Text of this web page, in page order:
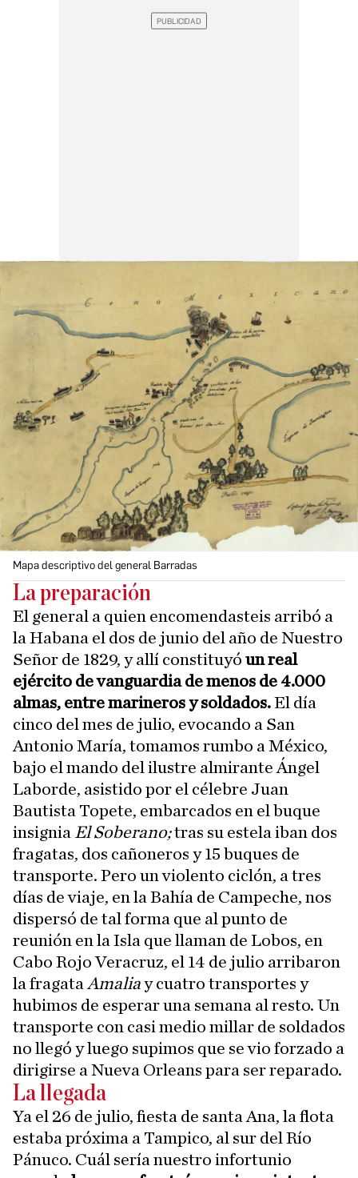
Mapa descriptivo del general Barradas
La preparación
El general a quien encomendasteis arribó a
la Habana el dos de junio del año de Nuestro
Señor de 1829, y allí constituyó un real
ejército de vanguardia de menos de 4.000
almas, entre marineros y soldados.El día
cinco del mes de julio, evocando a San
Antonio María, tomamos rumbo a México,
bajo el mando del ilustre almirante Ángel
Laborde, asistido por el célebre Juan
Bautista Topete, embarcados en el buque
insignia El Soberano;tras su estela iban dos
fragatas, dos cañoneros y 15 buques de
transporte. Pero un violento ciclón, a tres
días de viaje, en la Bahía de Campeche, nos
dispersó de tal forma que al punto de
reunión en la Isla que llaman de Lobos, en
Cabo Rojo Veracruz, el 14 de julio arribaron
la fragata Amaliay cuatro transportes y
hubimos de esperar una semana al resto. Un
transporte con casi medio millar de soldados
no llegó y luego supimos que se vio forzado a
dirigirse a Nueva Orleans para ser reparado.
La llegada
Ya el 26 de julio, fiesta de santa Ana, la flota
estaba próxima a Tampico, al sur del Río
Pánuco. Cuál sería nuestro infortunio